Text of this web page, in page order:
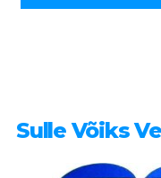
Sulle Võiks